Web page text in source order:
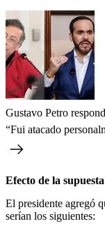
Gustavo Petro
“Fui atacado
Efecto de la
El presidente agregó
serían los siguientes: